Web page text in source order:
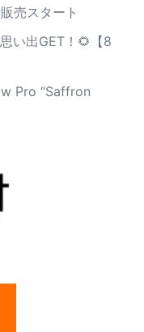
売スタート
い出GET！🌻【8
Pro “Saffron